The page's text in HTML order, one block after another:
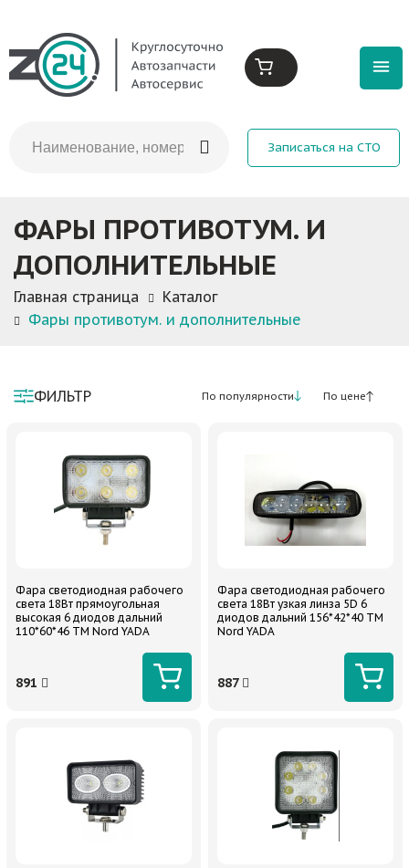
Записаться на СТО
ФАРЫ ПРОТИВОТУМ. И
ДОПОЛНИТЕЛЬНЫЕ
Главная страница
Каталог
Фары противотум. и дополнительные
ФИЛЬТР По популярности По цене
Фара светодиодная рабочего
света 18Вт прямоугольная
высокая 6 диодов дальний
110*60*46 TM Nord YADA
891
Фара светодиодная рабочего
света 18Вт узкая линза 5D 6
диодов дальний 156*42*40 ТМ
Nord YADA
887